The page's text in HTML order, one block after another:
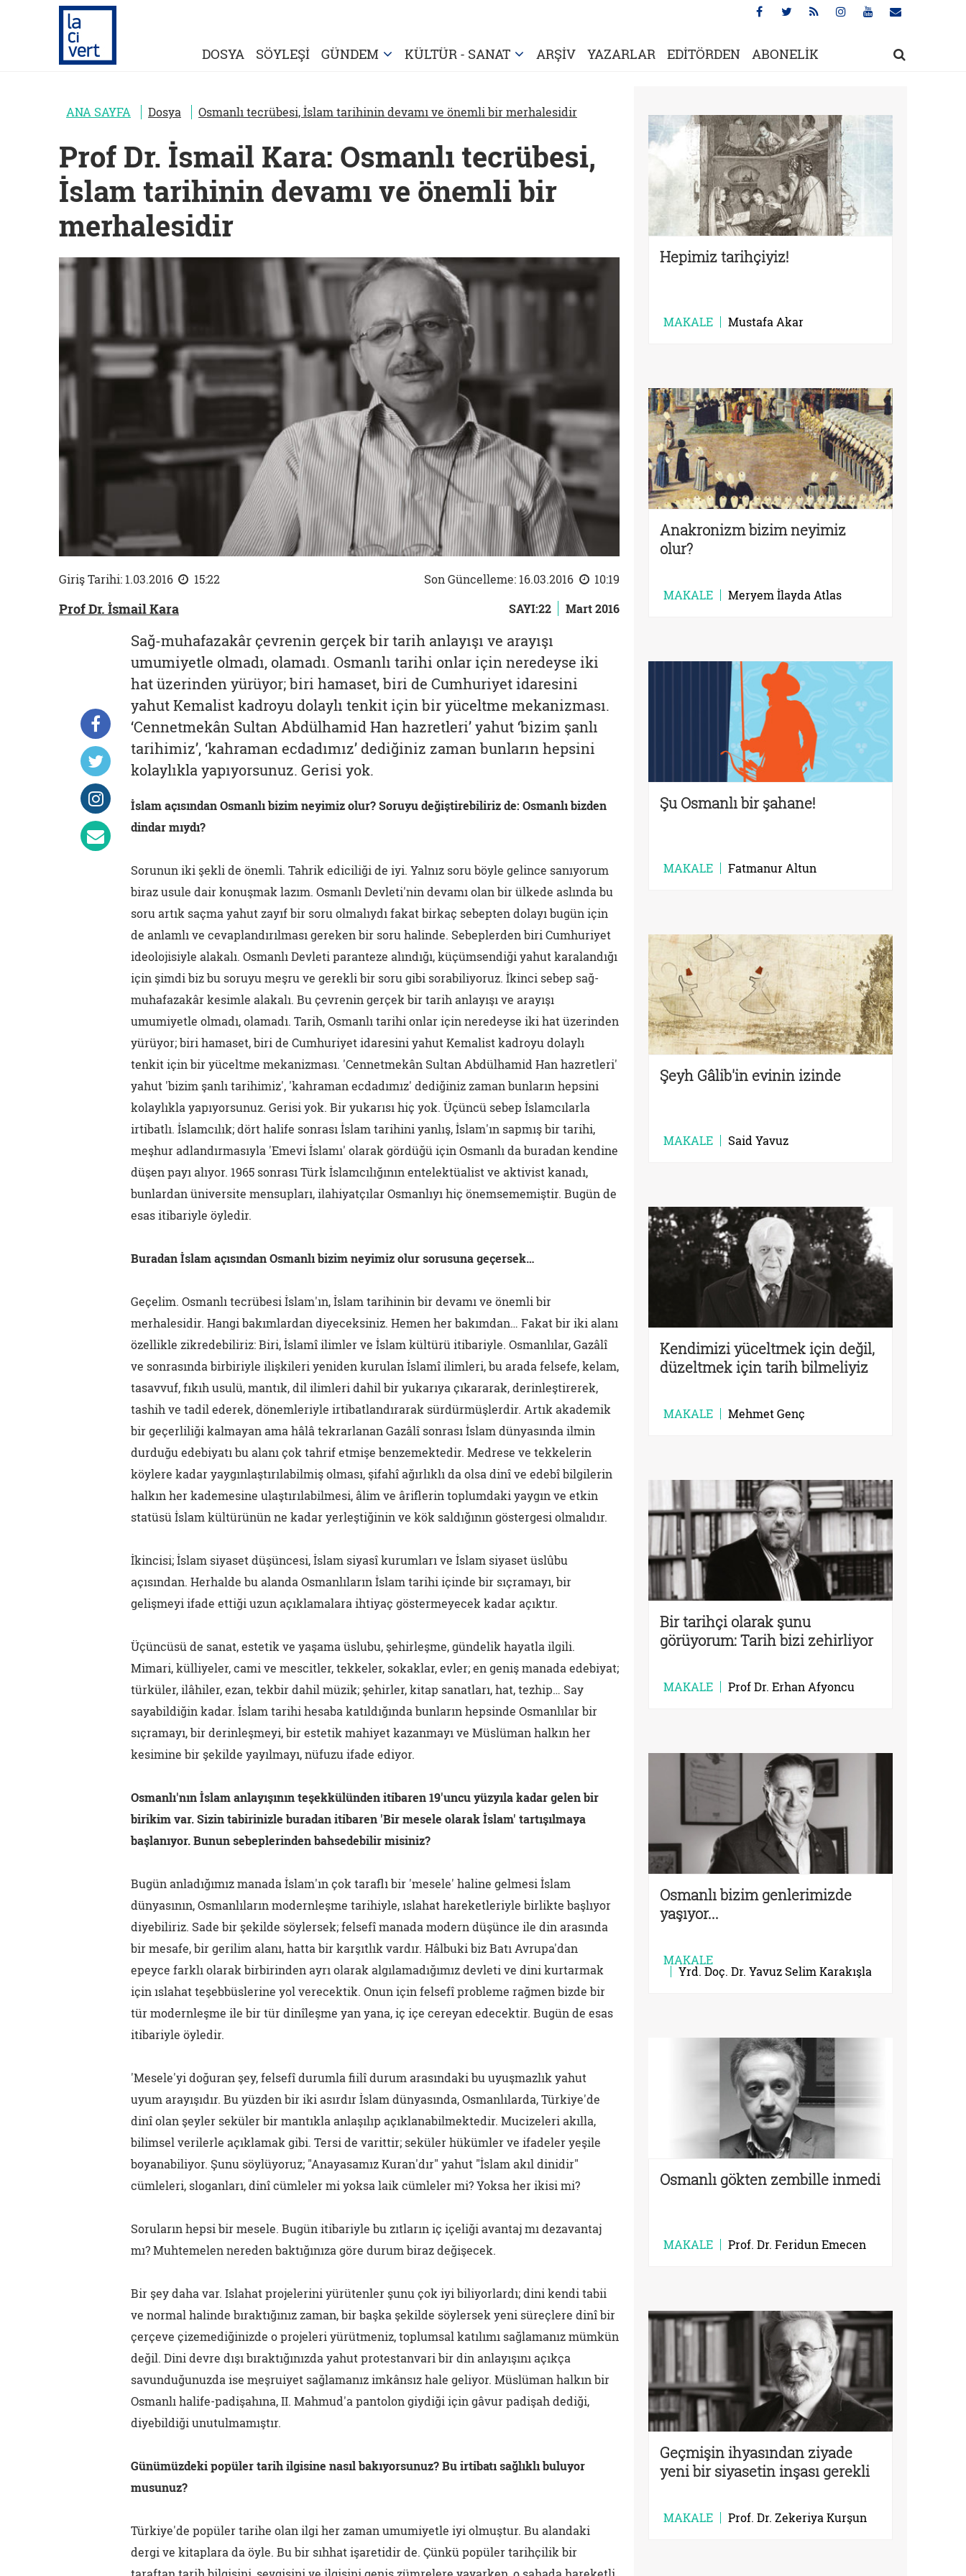
DOSYA SÖYLEŞİ GÜNDEM KÜLTÜR - SANAT ARŞİV YAZARLAR EDİTÖRDEN ABONELİK
ANA SAYFA Dosya Osmanlı tecrübesi, İslam tarihinin devamı ve önemli bir merhalesidir
Prof Dr. İsmail Kara: Osmanlı tecrübesi,
İslam tarihinin devamı ve önemli bir
merhalesidir
Giriş Tarihi: 1.03.2016 15:22 Son Güncelleme: 16.03.2016 10:19
Prof Dr. İsmail Kara SAYI:22 Mart 2016
Sağ-muhafazakâr çevrenin gerçek bir tarih anlayışı ve arayışı
umumiyetle olmadı, olamadı. Osmanlı tarihi onlar için neredeyse iki
hat üzerinden yürüyor; biri hamaset, biri de Cumhuriyet idaresini
yahut Kemalist kadroyu dolaylı tenkit için bir yüceltme mekanizması.
‘Cennetmekân Sultan Abdülhamid Han hazretleri’ yahut ‘bizim şanlı
tarihimiz’, ‘kahraman ecdadımız’ dediğiniz zaman bunların hepsini
kolaylıkla yapıyorsunuz. Gerisi yok.
İslam açısından Osmanlı bizim neyimiz olur? Soruyu değiştirebiliriz de: Osmanlı bizden
dindar mıydı?
Sorunun iki şekli de önemli. Tahrik ediciliği de iyi. Yalnız soru böyle gelince sanıyorum
biraz usule dair konuşmak lazım. Osmanlı Devleti'nin devamı olan bir ülkede aslında bu
soru artık saçma yahut zayıf bir soru olmalıydı fakat birkaç sebepten dolayı bugün için
de anlamlı ve cevaplandırılması gereken bir soru halinde. Sebeplerden biri Cumhuriyet
ideolojisiyle alakalı. Osmanlı Devleti paranteze alındığı, küçümsendiği yahut karalandığı
için şimdi biz bu soruyu meşru ve gerekli bir soru gibi sorabiliyoruz. İkinci sebep sağ-
muhafazakâr kesimle alakalı. Bu çevrenin gerçek bir tarih anlayışı ve arayışı
umumiyetle olmadı, olamadı. Tarih, Osmanlı tarihi onlar için neredeyse iki hat üzerinden
yürüyor; biri hamaset, biri de Cumhuriyet idaresini yahut Kemalist kadroyu dolaylı
tenkit için bir yüceltme mekanizması. 'Cennetmekân Sultan Abdülhamid Han hazretleri'
yahut 'bizim şanlı tarihimiz', 'kahraman ecdadımız' dediğiniz zaman bunların hepsini
kolaylıkla yapıyorsunuz. Gerisi yok. Bir yukarısı hiç yok. Üçüncü sebep İslamcılarla
irtibatlı. İslamcılık; dört halife sonrası İslam tarihini yanlış, İslam'ın sapmış bir tarihi,
meşhur adlandırmasıyla 'Emevi İslamı' olarak gördüğü için Osmanlı da buradan kendine
düşen payı alıyor. 1965 sonrası Türk İslamcılığının entelektüalist ve aktivist kanadı,
bunlardan üniversite mensupları, ilahiyatçılar Osmanlıyı hiç önemsememiştir. Bugün de
esas itibariyle öyledir.
Buradan İslam açısından Osmanlı bizim neyimiz olur sorusuna geçersek…
Geçelim. Osmanlı tecrübesi İslam'ın, İslam tarihinin bir devamı ve önemli bir
merhalesidir. Hangi bakımlardan diyeceksiniz. Hemen her bakımdan… Fakat bir iki alanı
özellikle zikredebiliriz: Biri, İslamî ilimler ve İslam kültürü itibariyle. Osmanlılar, Gazâlî
ve sonrasında birbiriyle ilişkileri yeniden kurulan İslamî ilimleri, bu arada felsefe, kelam,
tasavvuf, fıkıh usulü, mantık, dil ilimleri dahil bir yukarıya çıkararak, derinleştirerek,
tashih ve tadil ederek, dönemleriyle irtibatlandırarak sürdürmüşlerdir. Artık akademik
bir geçerliliği kalmayan ama hâlâ tekrarlanan Gazâlî sonrası İslam dünyasında ilmin
durduğu edebiyatı bu alanı çok tahrif etmişe benzemektedir. Medrese ve tekkelerin
köylere kadar yaygınlaştırılabilmiş olması, şifahî ağırlıklı da olsa dinî ve edebî bilgilerin
halkın her kademesine ulaştırılabilmesi, âlim ve âriflerin toplumdaki yaygın ve etkin
statüsü İslam kültürünün ne kadar yerleştiğinin ve kök saldığının göstergesi olmalıdır.
İkincisi; İslam siyaset düşüncesi, İslam siyasî kurumları ve İslam siyaset üslûbu
açısından. Herhalde bu alanda Osmanlıların İslam tarihi içinde bir sıçramayı, bir
gelişmeyi ifade ettiği uzun açıklamalara ihtiyaç göstermeyecek kadar açıktır.
Üçüncüsü de sanat, estetik ve yaşama üslubu, şehirleşme, gündelik hayatla ilgili.
Mimari, külliyeler, cami ve mescitler, tekkeler, sokaklar, evler; en geniş manada edebiyat;
türküler, ilâhiler, ezan, tekbir dahil müzik; şehirler, kitap sanatları, hat, tezhip… Say
sayabildiğin kadar. İslam tarihi hesaba katıldığında bunların hepsinde Osmanlılar bir
sıçramayı, bir derinleşmeyi, bir estetik mahiyet kazanmayı ve Müslüman halkın her
kesimine bir şekilde yayılmayı, nüfuzu ifade ediyor.
Osmanlı'nın İslam anlayışının teşekkülünden itibaren 19'uncu yüzyıla kadar gelen bir
birikim var. Sizin tabirinizle buradan itibaren 'Bir mesele olarak İslam' tartışılmaya
başlanıyor. Bunun sebeplerinden bahsedebilir misiniz?
Bugün anladığımız manada İslam'ın çok taraflı bir 'mesele' haline gelmesi İslam
dünyasının, Osmanlıların modernleşme tarihiyle, ıslahat hareketleriyle birlikte başlıyor
diyebiliriz. Sade bir şekilde söylersek; felsefî manada modern düşünce ile din arasında
bir mesafe, bir gerilim alanı, hatta bir karşıtlık vardır. Hâlbuki biz Batı Avrupa'dan
epeyce farklı olarak birbirinden ayrı olarak algılamadığımız devleti ve dini kurtarmak
için ıslahat teşebbüslerine yol verecektik. Onun için felsefî probleme rağmen bizde bir
tür modernleşme ile bir tür dinîleşme yan yana, iç içe cereyan edecektir. Bugün de esas
itibariyle öyledir.
'Mesele'yi doğuran şey, felsefî durumla fiilî durum arasındaki bu uyuşmazlık yahut
uyum arayışıdır. Bu yüzden bir iki asırdır İslam dünyasında, Osmanlılarda, Türkiye'de
dinî olan şeyler seküler bir mantıkla anlaşılıp açıklanabilmektedir. Mucizeleri akılla,
bilimsel verilerle açıklamak gibi. Tersi de varittir; seküler hükümler ve ifadeler yeşile
boyanabiliyor. Şunu söylüyoruz; "Anayasamız Kuran'dır" yahut "İslam akıl dinidir"
cümleleri, sloganları, dinî cümleler mi yoksa laik cümleler mi? Yoksa her ikisi mi?
Soruların hepsi bir mesele. Bugün itibariyle bu zıtların iç içeliği avantaj mı dezavantaj
mı? Muhtemelen nereden baktığınıza göre durum biraz değişecek.
Bir şey daha var. Islahat projelerini yürütenler şunu çok iyi biliyorlardı; dini kendi tabii
ve normal halinde bıraktığınız zaman, bir başka şekilde söylersek yeni süreçlere dinî bir
çerçeve çizemediğinizde o projeleri yürütmeniz, toplumsal katılımı sağlamanız mümkün
değil. Dini devre dışı bıraktığınızda yahut protestanvari bir din anlayışını açıkça
savunduğunuzda ise meşruiyet sağlamanız imkânsız hale geliyor. Müslüman halkın bir
Osmanlı halife-padişahına, II. Mahmud'a pantolon giydiği için gâvur padişah dediği,
diyebildiği unutulmamıştır.
Günümüzdeki popüler tarih ilgisine nasıl bakıyorsunuz? Bu irtibatı sağlıklı buluyor
musunuz?
Türkiye'de popüler tarihe olan ilgi her zaman umumiyetle iyi olmuştur. Bu alandaki
dergi ve kitaplara da öyle. Bu bir sıhhat işaretidir de. Çünkü popüler tarihçilik bir
Hepimiz tarihçiyiz!
MAKALE Mustafa Akar
Anakronizm bizim neyimiz
olur?
MAKALE Meryem İlayda Atlas
Şu Osmanlı bir şahane!
MAKALE Fatmanur Altun
Şeyh Gâlib'in evinin izinde
MAKALE Said Yavuz
Kendimizi yüceltmek için değil,
düzeltmek için tarih bilmeliyiz
MAKALE Mehmet Genç
Bir tarihçi olarak şunu
görüyorum: Tarih bizi zehirliyor
MAKALE Prof Dr. Erhan Afyoncu
Osmanlı bizim genlerimizde
yaşıyor...
MAKALE
Yrd. Doç. Dr. Yavuz Selim Karakışla
Osmanlı gökten zembille inmedi
MAKALE Prof. Dr. Feridun Emecen
Geçmişin ihyasından ziyade
yeni bir siyasetin inşası gerekli
MAKALE Prof. Dr. Zekeriya Kurşun